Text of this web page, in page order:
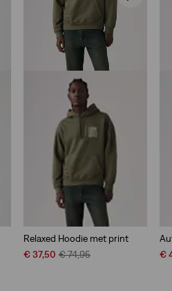
Relaxed Hoodie met print
Sale
€ 37,50 Original
€ 74,95 €